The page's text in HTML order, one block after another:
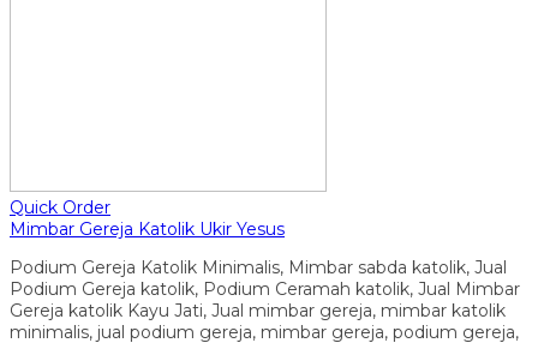
Quick Order
Mimbar Gereja Katolik Ukir Yesus
Podium Gereja Katolik Minimalis, Mimbar sabda katolik, Jual
Podium Gereja katolik, Podium Ceramah katolik, Jual Mimbar
Gereja katolik Kayu Jati, Jual mimbar gereja, mimbar katolik
minimalis, jual podium gereja, mimbar gereja, podium gereja,